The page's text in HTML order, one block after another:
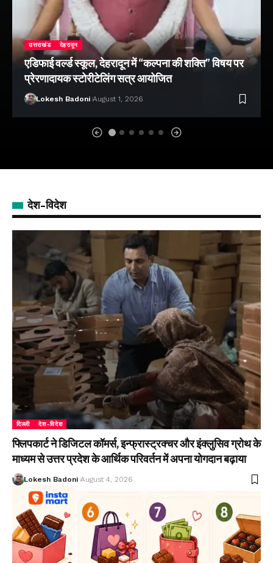
उत्तराखंड देहरादून
एडिफाई वर्ल्ड स्कूल, देहरादून में “कल्पना की शक्ति” विषय पर
प्रेरणादायक स्टोरीटेलिंग सत्र आयोजित
Lokesh Badoni August 1, 2026
देश-विदेश
दिल्ली देश-विदेश
फ्लिपकार्ट ने डिजिटल कॉमर्स, इन्फ्रास्ट्रक्चर और इंक्लुसिव ग्रोथ के
माध्यम से उत्तर प्रदेश के आर्थिक परिवर्तन में अपना योगदान बढ़ाया
Lokesh Badoni August 4, 2026